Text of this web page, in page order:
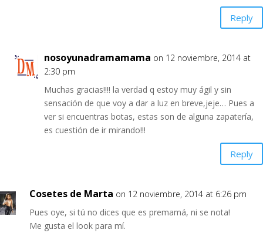
Reply
nosoyunadramamama on 12 noviembre, 2014 at
2:30 pm
Muchas gracias!!!! la verdad q estoy muy ágil y sin
sensación de que voy a dar a luz en breve,jeje… Pues a
ver si encuentras botas, estas son de alguna zapatería,
es cuestión de ir mirando!!!
Reply
Cosetes de Marta on 12 noviembre, 2014 at 6:26 pm
Pues oye, si tú no dices que es premamá, ni se nota!
Me gusta el look para mí.